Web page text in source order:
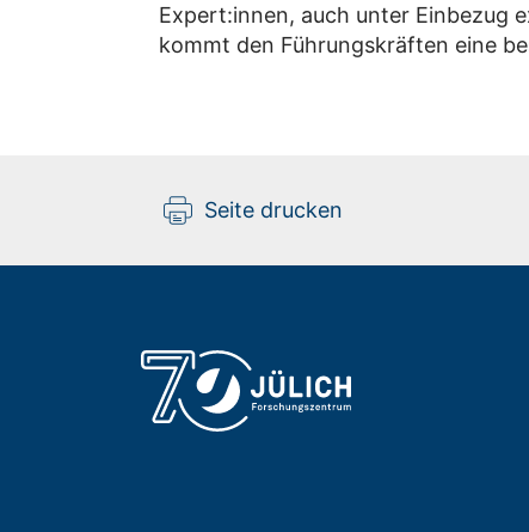
Expert:innen, auch unter Einbezug
kommt den Führungskräften eine
Seite drucken